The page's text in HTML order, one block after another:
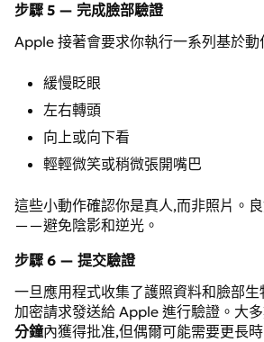
步驟 5 — 完成臉部驗證
Apple 接著會要求你執行一系列基於動
緩慢眨眼
左右轉頭
向上或向下看
輕輕微笑或稍微張開嘴巴
這些小動作確認你是真人,而非照片。
——避免陰影和逆光。
步驟 6 — 提交驗證
一旦應用程式收集了護照資料和臉部
加密請求發送給 Apple 進行驗證。大
分鐘內獲得批准,但偶爾可能需要更長時